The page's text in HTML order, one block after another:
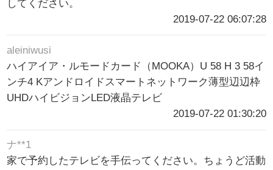
してください。
2019-07-22 06:07:28
aleiniwusi
ハイアイア・ルモードカード（MOOKA）U 58 H 3 58イ
ンチ4 Kアンドロイドスマートネットワーク薄型辺辺枠
UHDハイビジョンLED液晶テレビ
2019-07-22 01:30:20
ナ**1
家で予約したテレビを手伝ってください。ちょうど活動